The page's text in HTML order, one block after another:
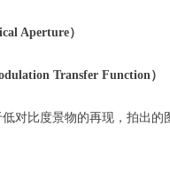
Aperture）
Transfer Function）
对比度景物的再现，拍出的